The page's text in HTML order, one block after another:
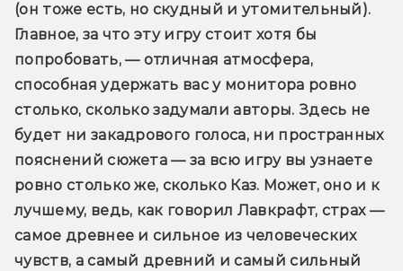
(он тоже есть, но скудный и утомительный).
Главное, за что эту игру стоит хотя бы
попробовать, — отличная атмосфера,
способная удержать вас у монитора ровно
столько, сколько задумали авторы. Здесь не
будет ни закадрового голоса, ни пространных
пояснений сюжета — за всю игру вы узнаете
ровно столько же, сколько Каз. Может, оно и к
лучшему, ведь, как говорил Лавкрафт, страх —
самое древнее и сильное из человеческих
чувств, а самый древний и самый сильный